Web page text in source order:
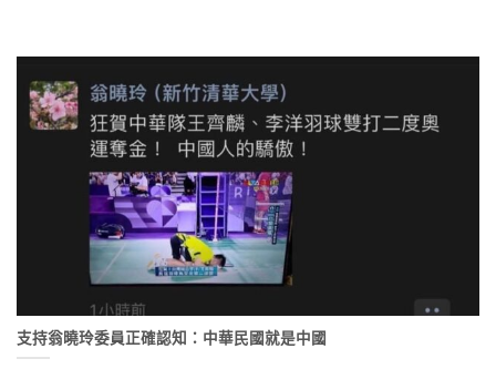
支持翁曉玲委員正確認知：中華民國就是中國